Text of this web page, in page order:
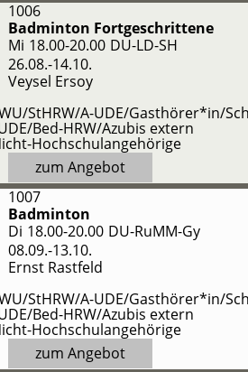
1006
Badminton Fortgeschrittene
Mi 18.00-20.00 DU-LD-SH
26.08.-14.10.
Veysel Ersoy
StHRW/A-UDE/Gasthörer*in/
Bed-HRW/Azubis extern
Hochschulangehörige
zum Angebot
1007
Badminton
Di 18.00-20.00 DU-RuMM-Gy
08.09.-13.10.
Ernst Rastfeld
StHRW/A-UDE/Gasthörer*in/
Bed-HRW/Azubis extern
Hochschulangehörige
zum Angebot